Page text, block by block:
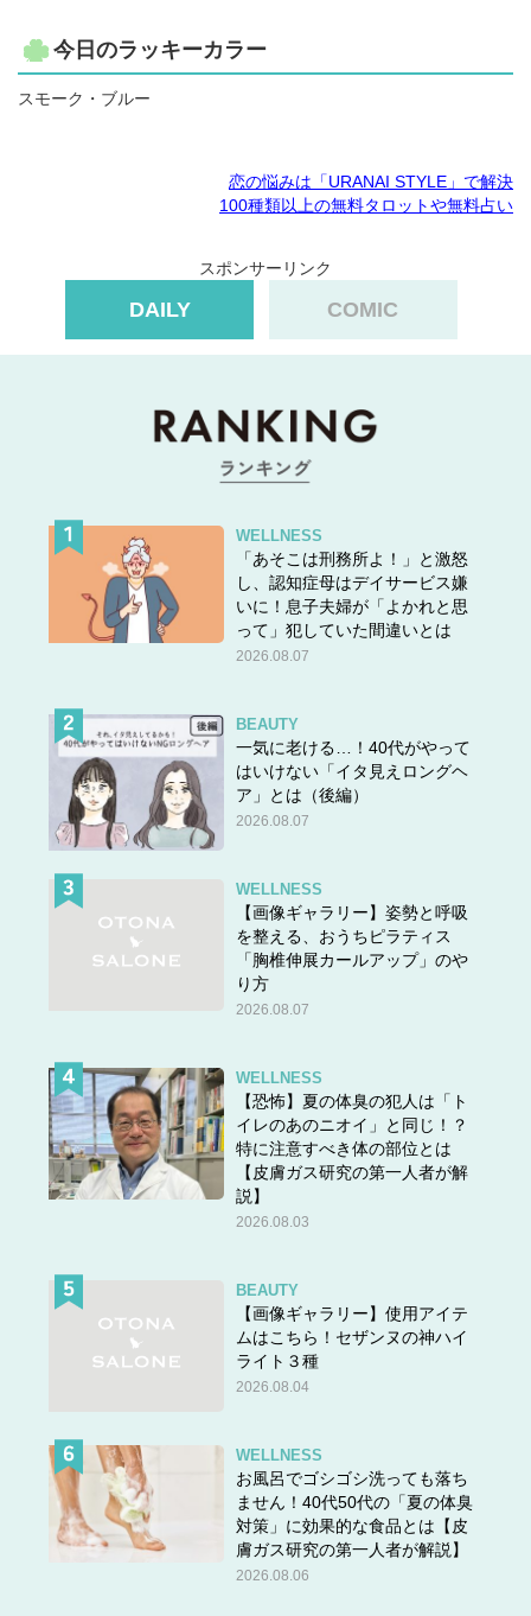
今日のラッキーカラー
スモーク・ブルー
恋の悩みは「URANAI STYLE」で解決
100種類以上の無料タロットや無料占い
スポンサーリンク
DAILY COMIC
WELLNESS
「あそこは刑務所よ！」と激怒
し、認知症母はデイサービス嫌
いに！息子夫婦が「よかれと思
って」犯していた間違いとは
2026.08.07
BEAUTY
一気に老ける…！40代がやって
はいけない「イタ見えロングヘ
ア」とは（後編）
2026.08.07
WELLNESS
【画像ギャラリー】姿勢と呼吸
を整える、おうちピラティス
「胸椎伸展カールアップ」のや
り方
2026.08.07
WELLNESS
【恐怖】夏の体臭の犯人は「ト
イレのあのニオイ」と同じ！？
特に注意すべき体の部位とは
【皮膚ガス研究の第一人者が解
説】
2026.08.03
BEAUTY
【画像ギャラリー】使用アイテ
ムはこちら！セザンヌの神ハイ
ライト３種
2026.08.04
WELLNESS
お風呂でゴシゴシ洗っても落ち
ません！40代50代の「夏の体臭
対策」に効果的な食品とは【皮
膚ガス研究の第一人者が解説】
2026.08.06